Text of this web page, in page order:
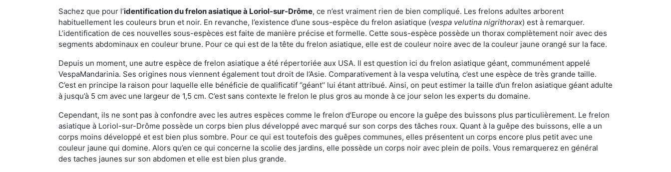
Sachez que pour l’identification du frelon asiatiqueà Loriol-sur-Drôme, ce n’est vraiment rien de bien compliqué. Les frelons adultes arborent
habituellement les couleurs brun et noir. En revanche, l’existence d’une sous-espèce du frelon asiatique (vespa velutina nigrithorax) est à remarquer.
L’identification de ces nouvelles sous-espèces est faite de manière précise et formelle. Cette sous-espèce possède un thorax complètement noir avec des
segments abdominaux en couleur brune. Pour ce qui est de la tête du frelon asiatique, elle est de couleur noire avec de la couleur jaune orangé sur la face.
Depuis un moment, une autre espèce de frelon asiatique a été répertoriée aux USA. Il est question ici du frelon asiatique géant, communément appelé
VespaMandarinia. Ses origines nous viennent également tout droit de l’Asie. Comparativement à la vespa velutina, c’est une espèce de très grande taille.
C’est en principe la raison pour laquelle elle bénéficie de qualificatif ‘’géant’’ lui étant attribué. Ainsi, on peut estimer la taille d’un frelon asiatique géant adulte
à jusqu’à 5 cm avec une largeur de 1,5 cm. C’est sans contexte le frelon le plus gros au monde à ce jour selon les experts du domaine.
Cependant, ils ne sont pas à confondre avec les autres espèces comme le frelon d’Europe ou encore la guêpe des buissons plus particulièrement. Le frelon
asiatique à Loriol-sur-Drôme possède un corps bien plus développé avec marqué sur son corps des tâches roux. Quant à la guêpe des buissons, elle a un
corps moins développé et est bien plus sombre. Pour ce qui est toutefois des guêpes communes, elles présentent un corps encore plus petit avec une
couleur jaune qui domine. Alors qu’en ce qui concerne la scolie des jardins, elle possède un corps noir avec plein de poils. Vous remarquerez en général
des taches jaunes sur son abdomen et elle est bien plus grande.